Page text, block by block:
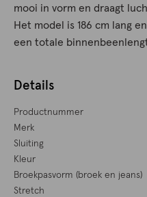
mooi in vorm en draagt
Het model is 186 cm lang
een totale
Details
Productnummer
Merk
Sluiting
Kleur
Broekpasvorm (broek en jeans)
Stretch